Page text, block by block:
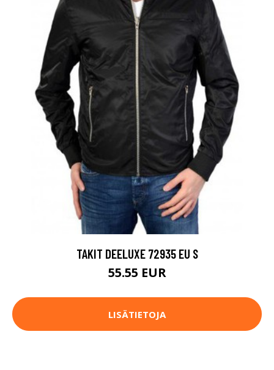
TAKIT DEELUXE 72935 EU S
55.55 EUR
LISÄTIETOJA